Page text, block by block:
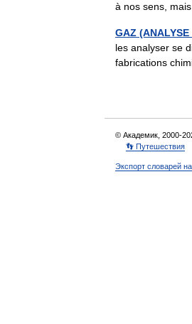
à nos sens,
GAZ (ANALYSE
les analyser se
fabrications
© Академик, 2000-
👣 Путешествия
Экспорт словарей